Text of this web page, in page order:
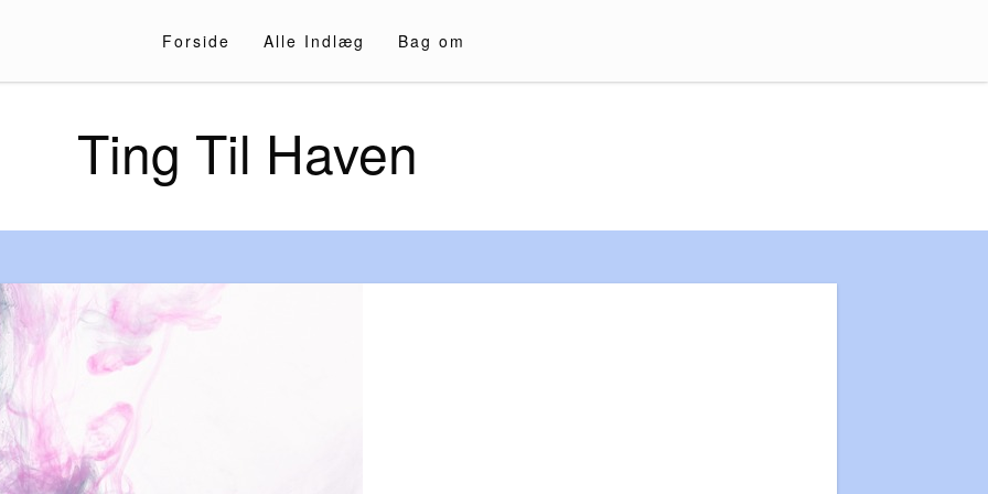
Forside Alle Indlæg Bag om
Ting Til Haven